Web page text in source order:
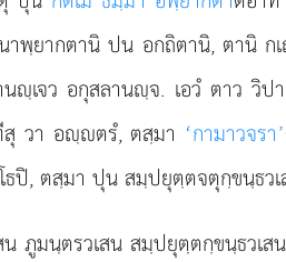
พฺยากตานิ ปน อกถิตานิ, ตานิ ก
ฺเจว อกุสลานฺจ. เอวํ ตาว วิ
สุ วา อฺตรํ, ตสฺมา ‘กามาวจรา’
ปิ, ตสฺมา ปุน สมฺปยุตฺตจตุกฺขนฺธว
น ภูมนฺตรวเสน สมฺปยุตฺตกฺขนฺธว